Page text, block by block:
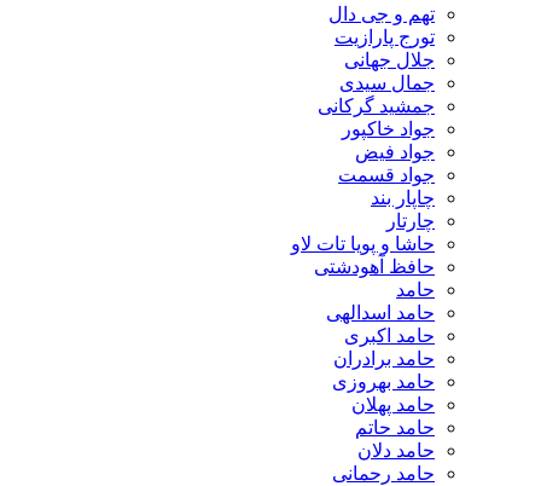
تهم و جی دال
تورج پارازیت
جلال جهانی
جمال سیدی
جمشید گرکانی
جواد خاکپور
جواد فیض
جواد قسمت
چاپار بند
حاشا و پویا تات لاو
حافظ آهودشتی
حامد اسدالهی
حامد اکبری
حامد برادران
حامد بهروزی
حامد پهلان
حامد حاتم
حامد دلان
حامد رحمانی